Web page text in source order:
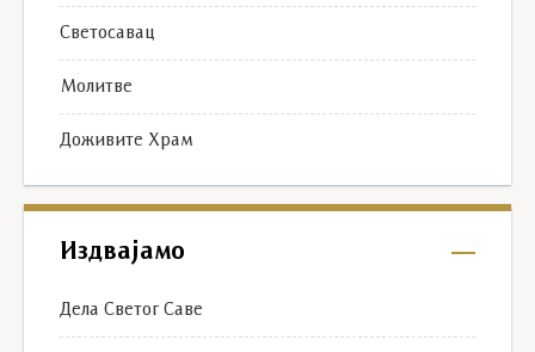
Светосавац
Молитве
Доживите Храм
Издвајамо
Дела Светог Саве